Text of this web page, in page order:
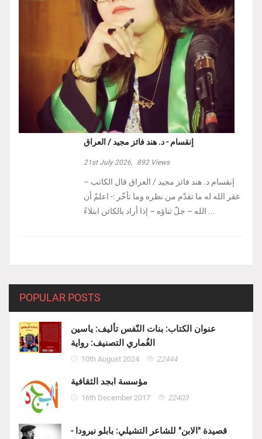
إنقسام - د. هند فائز مجيد / العراق
21st July 2026, 892Views
إنقسام د. هند فائز مجيد / العراق ‏قال الكاتب –
غفر الله له ما تقدّم من نظره وما تأخّر :- ‏اعلمْ أن
الله – جلّ ثناؤه – إذا أراد بالكائن ابتلاءً ...
POPULAR POSTS
عنوان الكتاب: بنات النّفس تأليف: ياسين
الغُماري التصنيف: رواية
10th August 2024 22444
مؤسسة ابجد الثقافية
16th December 2017 22403
قصيدة "الابن" للشاعر التشيلي: بابلو نيرودا -